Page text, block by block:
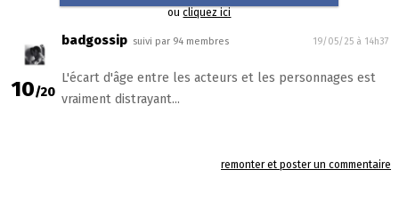
oucliquez ici
10/20
badgossip suivi par 94 membres 19/05/25 à 14h37
L'écart d'âge entre les acteurs et les personnages est
vraiment distrayant...
remonter et poster un commentaire